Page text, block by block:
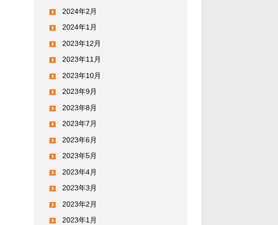
2024年2月
2024年1月
2023年12月
2023年11月
2023年10月
2023年9月
2023年8月
2023年7月
2023年6月
2023年5月
2023年4月
2023年3月
2023年2月
2023年1月